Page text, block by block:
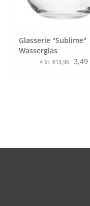
Glasserie "Sublime"
Wasserglas
4 St. €13,96